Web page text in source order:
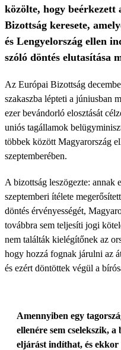
közölte, hogy
Bizottság keresete,
és Lengyelország ellen
szóló döntés elutasítása
Az Európai Bizottság
szakaszba lépteti a júniusban
ezer bevándorló elosztását
uniós tagállamok
többek között Magyarország
szeptemberében.
A bizottság leszögezte: annak
szeptemberi ítélete
döntés érvényességét,
továbbra sem teljesíti jogi
nem találták kielégítőnek az
hogy hozzá fognak járulni az
és ezért döntöttek végül a
Amennyiben egy
ellenére sem cselekszik,
eljárást indíthat, és